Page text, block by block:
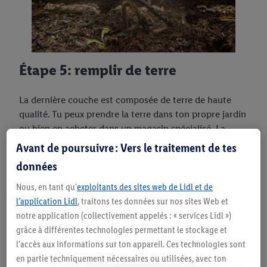
Étape 5: remplir de terre
La dernière couche est composée de terre de haute
qualité. Tu peux prendre la terre dans ton propre jardin
ou bien en acheter dans un magasin spécialisé. La
couche de terre ne doit pas être trop fine, car c’est ici
que tu planteras tes fleurs, herbes et légumes.
Que puis-je planter dans mon
Avant de poursuivre : Vers le traitement de tes
données
Nous, en tant qu'exploitants des sites web de Lidl et de
l’application Lidl, traitons tes données sur nos sites Web et
notre application (collectivement appelés : « services Lidl »)
grâce à différentes technologies permettant le stockage et
l'accès aux informations sur ton appareil. Ces technologies sont
en partie techniquement nécessaires ou utilisées, avec ton